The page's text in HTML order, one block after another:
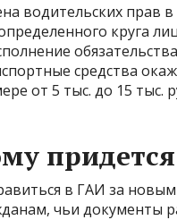
водительских прав в
круга
средства
от 5 тыс. до 15 тыс.
в ГАИ за
чьи документы